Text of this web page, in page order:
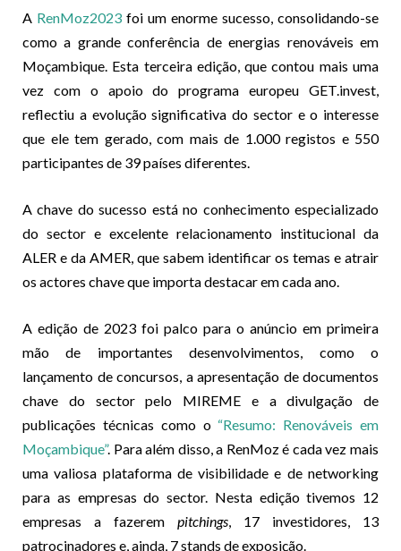
A RenMoz2023 foi um enorme sucesso, consolidando-se
como a grande conferência de energias renováveis em
Moçambique. Esta terceira edição, que contou mais uma
vez com o apoio do programa europeu GET.invest,
reflectiu a evolução significativa do sector e o interesse
que ele tem gerado, com mais de 1.000 registos e 550
participantes de 39 países diferentes.
A chave do sucesso está no conhecimento especializado
do sector e excelente relacionamento institucional da
ALER e da AMER, que sabem identificar os temas e atrair
os actores chave que importa destacar em cada ano.
A edição de 2023 foi palco para o anúncio em primeira
mão de importantes desenvolvimentos, como o
lançamento de concursos, a apresentação de documentos
chave do sector pelo MIREME e a divulgação de
publicações técnicas como o “Resumo: Renováveis em
Moçambique”. Para além disso, a RenMoz é cada vez mais
uma valiosa plataforma de visibilidade e de networking
para as empresas do sector. Nesta edição tivemos 12
empresas a fazerem pitchings, 17 investidores, 13
patrocinadores e, ainda, 7 stands de exposição.